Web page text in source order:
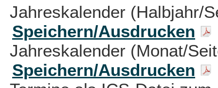
Jahreskalender (Halbjahr/
Speichern/Ausdrucken
Jahreskalender (Monat/
Speichern/Ausdrucken